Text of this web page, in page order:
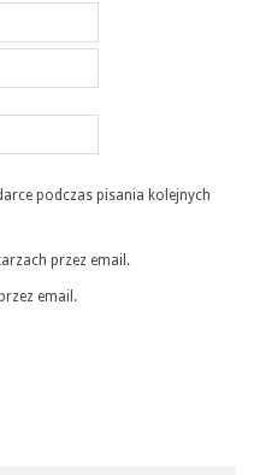
podczas pisania kolejnych
przez email.
email.